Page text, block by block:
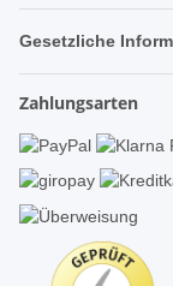
Gesetzliche
Zahlungsarten